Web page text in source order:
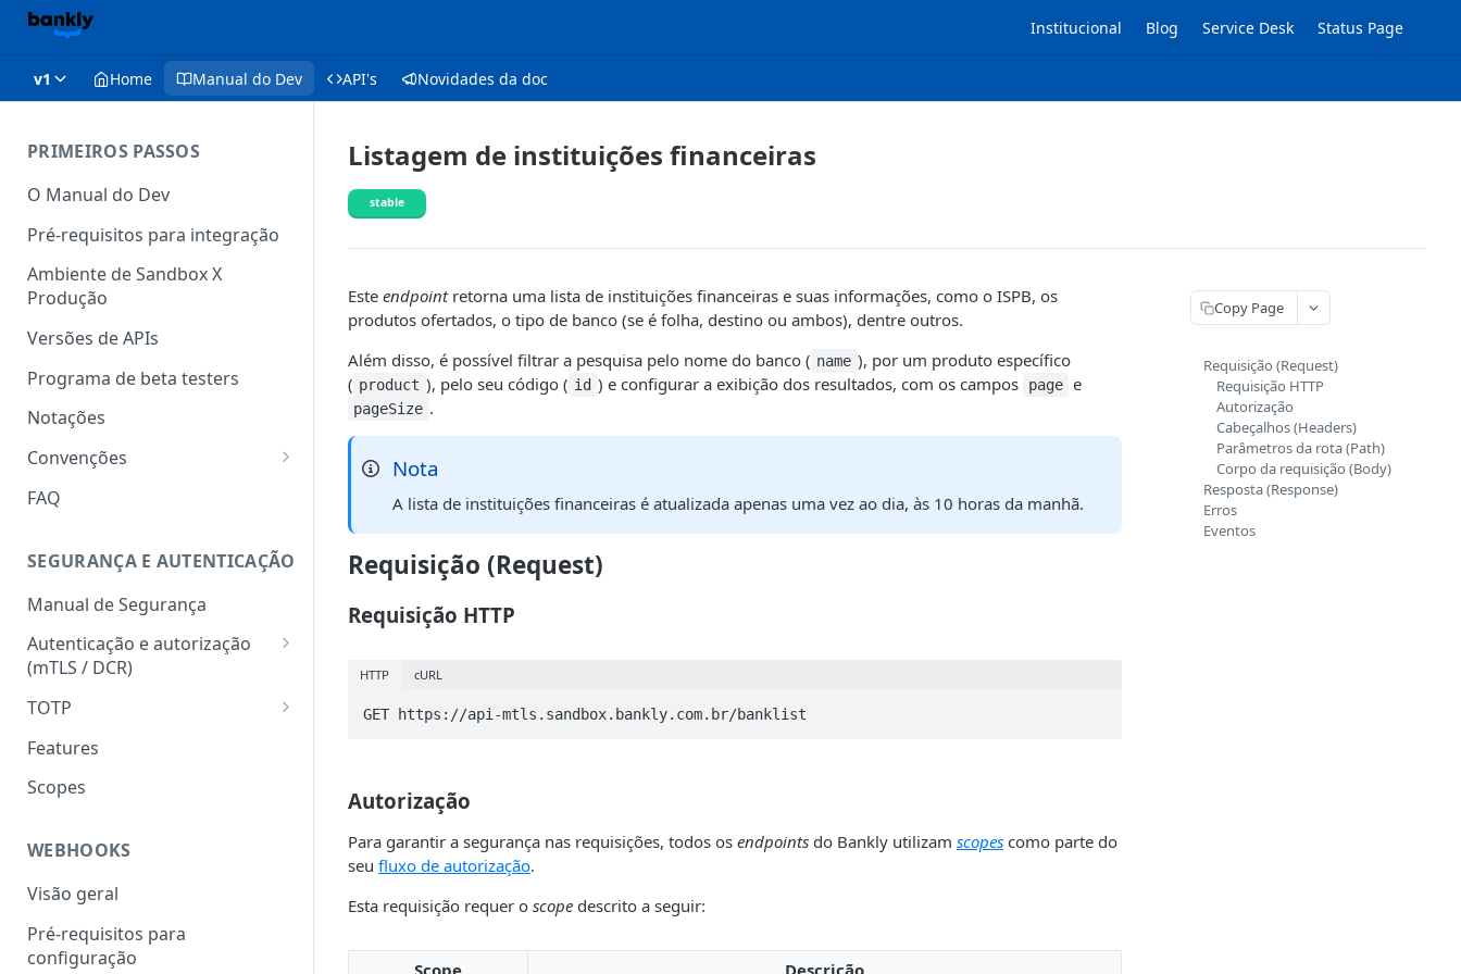
Institucional Blog Service Desk Status Page
v1 Home Manual do Dev API's Novidades da doc
PRIMEIROS PASSOS
O Manual do Dev
Pré-requisitos para integração
Ambiente de Sandbox X
Produção
Versões de APIs
Programa de beta testers
Notações
Convenções
HATEOAS
(Idempotency-key)
Status codes
Erros
FAQ
SEGURANÇA E AUTENTICAÇÃO
Manual de Segurança
Autenticação e autorização
(mTLS / DCR)
Token para gerar certificado
Registro dinâmico de client
(autenticação com mTLS)
TOTP
Geração do hash e do código
Validação do hash e do código
Features
Scopes
WEBHOOKS
Visão geral
Pré-requisitos para
configuração
Listagem de instituições financeiras
stable
Este endpointretorna uma lista de instituições financeiras e suas informações, como o ISPB, os
produtos ofertados, o tipo de banco (se é folha, destino ou ambos), dentre outros.
Além disso, é possível filtrar a pesquisa pelo nome do banco ( name ), por um produto específico
( product ), pelo seu código ( id ) e configurar a exibição dos resultados, com os campos page e
pageSize .
Nota
A lista de instituições financeiras é atualizada apenas uma vez ao dia, às 10 horas da manhã.
Requisição (Request)
Requisição HTTP
HTTP cURL
GET https://api-mtls.sandbox.bankly.com.br/banklist
Autorização
Para garantir a segurança nas requisições, todos os endpoints do Bankly utilizam scopes como parte do
seu fluxo de autorização.
Esta requisição requer o scope descrito a seguir:
Copy Page
Requisição (Request)
Requisição HTTP
Autorização
Cabeçalhos (Headers)
Parâmetros da rota (Path)
Corpo da requisição (Body)
Resposta (Response)
Erros
Eventos